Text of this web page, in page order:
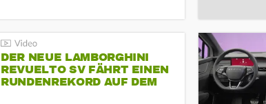
DER NEUE LAMBORGHINI
REVUELTO SV FÄHRT EINEN
RUNDENREKORD AUF DEM